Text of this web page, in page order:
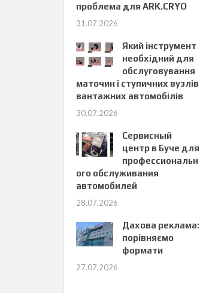
проблема для ARK.CRYO
31.07.2026
Який інструмент
необхідний для
обслуговування
маточин і ступичних вузлів
вантажних автомобілів
30.07.2026
Сервисный
центр в Буче для
профессиональн
ого обслуживания
автомобилей
28.07.2026
Дахова реклама:
порівняємо
формати
27.07.2026